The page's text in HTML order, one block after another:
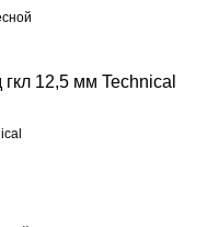
12,5 мм Technical